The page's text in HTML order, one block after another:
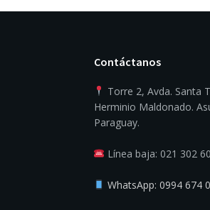
Contáctanos
Torre 2, Avda. Santa
Herminio Maldonado.
Paraguay.
Línea baja: 021 302
WhatsApp: 0994 674